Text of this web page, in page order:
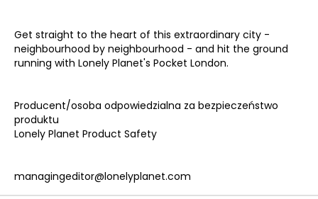
Get straight to the heart of this extraordinary city -
neighbourhood by neighbourhood - and hit the ground
running with Lonely Planet's Pocket London.
Producent/osoba odpowiedzialna za bezpieczeństwo
produktu
Lonely Planet Product Safety
managingeditor@lonelyplanet.com